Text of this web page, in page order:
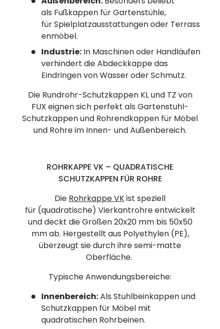
als Fußkappen für Gartenstühle,
für Spielplatzausstattungen oder Terrass
enmöbel.
Industrie: In Maschinen oder Handläufen
verhindert die Abdeckkappe das
Eindringen von Wasser oder Schmutz.
Die Rundrohr-Schutzkappen KL und TZ von
FUX eignen sich perfekt als Gartenstuhl-
Schutzkappen und Rohrendkappen für Möbel
und Rohre im Innen- und Außenbereich.
ROHRKAPPE VK – QUADRATISCHE
SCHUTZKAPPEN FÜR ROHRE
Die Rohrkappe VKist speziell
für (quadratische) Vierkantrohre entwickelt
und deckt die Größen 20x20 mm bis 50x50
mm ab. Hergestellt aus Polyethylen (PE),
überzeugt sie durch ihre semi-matte
Oberfläche.
Typische Anwendungsbereiche:
Innenbereich:Als Stuhlbeinkappen und
Schutzkappen für Möbel mit
quadratischen Rohrbeinen.